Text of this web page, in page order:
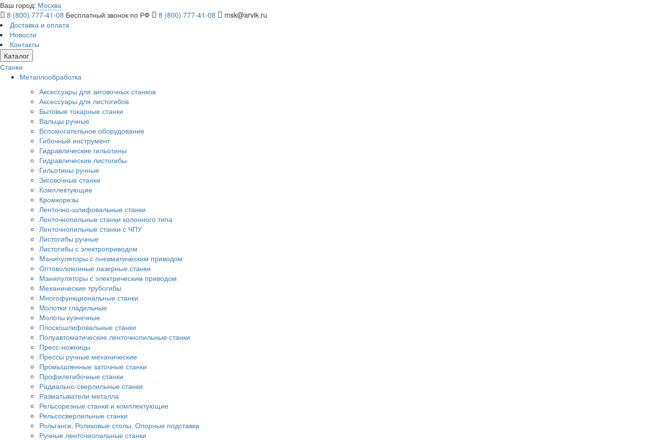
Ваш город: Москва
8 (800) 777-41-08 Бесплатный звонок по РФ 8 (800) 777-41-08
msk@arvik.ru
Доставка и оплата
Новости
Контакты
Каталог
Станки
Металлообработка
Аксессуары для зиговочных станков
Аксессуары для листогибов
Бытовые токарные станки
Вальцы ручные
Вспомогательное оборудование
Гибочный инструмент
Гидравлические гильотины
Гидравлические листогибы
Гильотины ручные
Зиговочные станки
Комплектующие
Кромкорезы
Ленточно-шлифовальные станки
Ленточнопильные станки колонного типа
Ленточнопильные станки с ЧПУ
Листогибы ручные
Листогибы с электроприводом
Манипуляторы с пневматическим приводом
Оптоволоконные лазерные станки
Манипуляторы с электрическим приводом
Механические трубогибы
Многофункциональные станки
Молотки гладильные
Молоты кузнечные
Плоскошлифовальные станки
Полуавтоматические ленточнопильные станки
Пресс-ножницы
Прессы ручные механические
Промышленные заточные станки
Профилегибочные станки
Радиально-сверлильные станки
Разматыватели металла
Рельсорезные станки и комплектующие
Рельсосверлильные станки
Рольганги. Роликовые столы. Опорные подставки
Ручные ленточнопильные станки